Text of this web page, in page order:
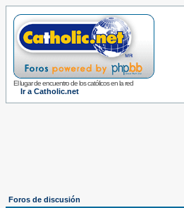
El lugar de encuentro de los católicos en la red
Ir a Catholic.net
Foros de discusión